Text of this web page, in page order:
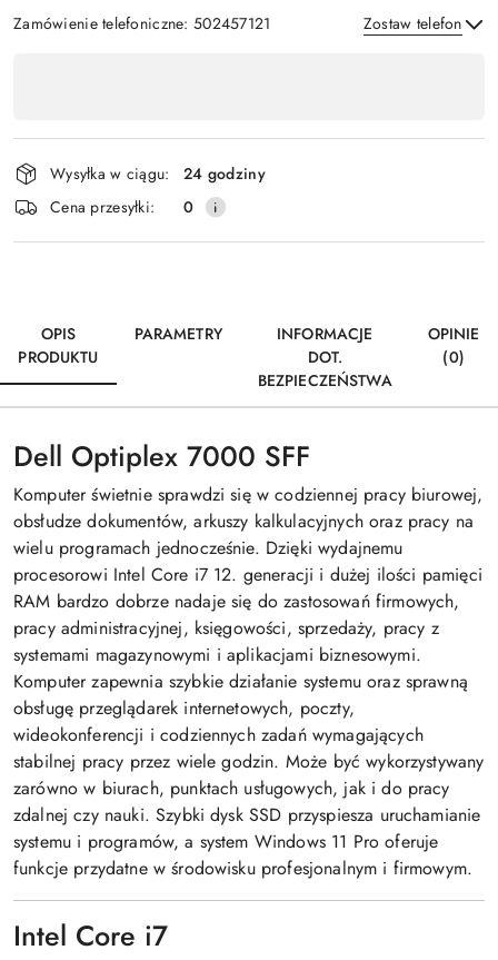
Zamówienie telefoniczne: 502457121 Zostaw telefon
płatność
i
dostawa
Wysyłka w ciągu:
24 godziny
Cena przesyłki:
0
OPIS
PRODUKTU
PARAMETRY
INFORMACJE
DOT.
BEZPIECZEŃSTWA
OPINIE
(0)
Dell Optiplex 7000 SFF
Komputer świetnie sprawdzi się w codziennej pracy biurowej,
obsłudze dokumentów, arkuszy kalkulacyjnych oraz pracy na
wielu programach jednocześnie. Dzięki wydajnemu
procesorowi Intel Core i7 12. generacji i dużej ilości pamięci
RAM bardzo dobrze nadaje się do zastosowań firmowych,
pracy administracyjnej, księgowości, sprzedaży, pracy z
systemami magazynowymi i aplikacjami biznesowymi.
Komputer zapewnia szybkie działanie systemu oraz sprawną
obsługę przeglądarek internetowych, poczty,
wideokonferencji i codziennych zadań wymagających
stabilnej pracy przez wiele godzin. Może być wykorzystywany
zarówno w biurach, punktach usługowych, jak i do pracy
zdalnej czy nauki. Szybki dysk SSD przyspiesza uruchamianie
systemu i programów, a system Windows 11 Pro oferuje
funkcje przydatne w środowisku profesjonalnym i firmowym.
Intel Core i7